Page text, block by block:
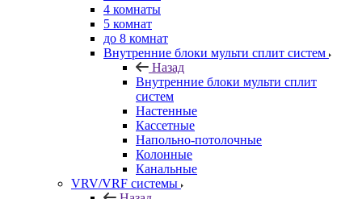
4 комнаты
5 комнат
до 8 комнат
Внутренние блоки мульти сплит систем
Назад
Внутренние блоки мульти сплит
систем
Настенные
Кассетные
Напольно-потолочные
Колонные
Канальные
VRV/VRF системы